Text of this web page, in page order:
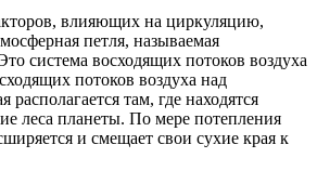
влияющих на циркуляцию,
петля, называемая
система восходящих потоков воздуха
потоков воздуха над
располагается там, где находятся
леса планеты. По мере потепления
и смещает свои сухие края к